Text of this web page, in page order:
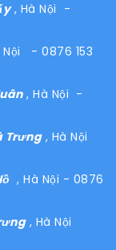
, Hà Nội -
- 0876 153
, Hà Nội -
Trưng, Hà Nội
, Hà Nội - 0876
, Hà Nội